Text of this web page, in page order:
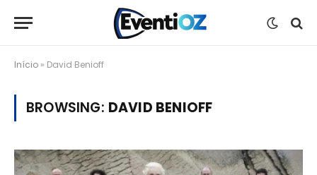
Início » David Benioff
BROWSING: DAVID BENIOFF